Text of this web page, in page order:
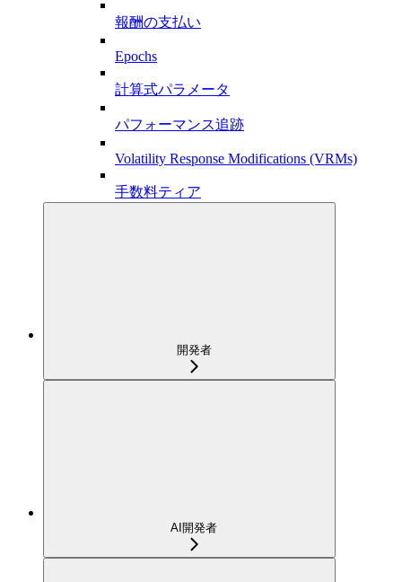
報酬の支払い
Epochs
計算式パラメータ
パフォーマンス追跡
Volatility Response Modifications (VRMs)
手数料ティア
開発者
AI開発者